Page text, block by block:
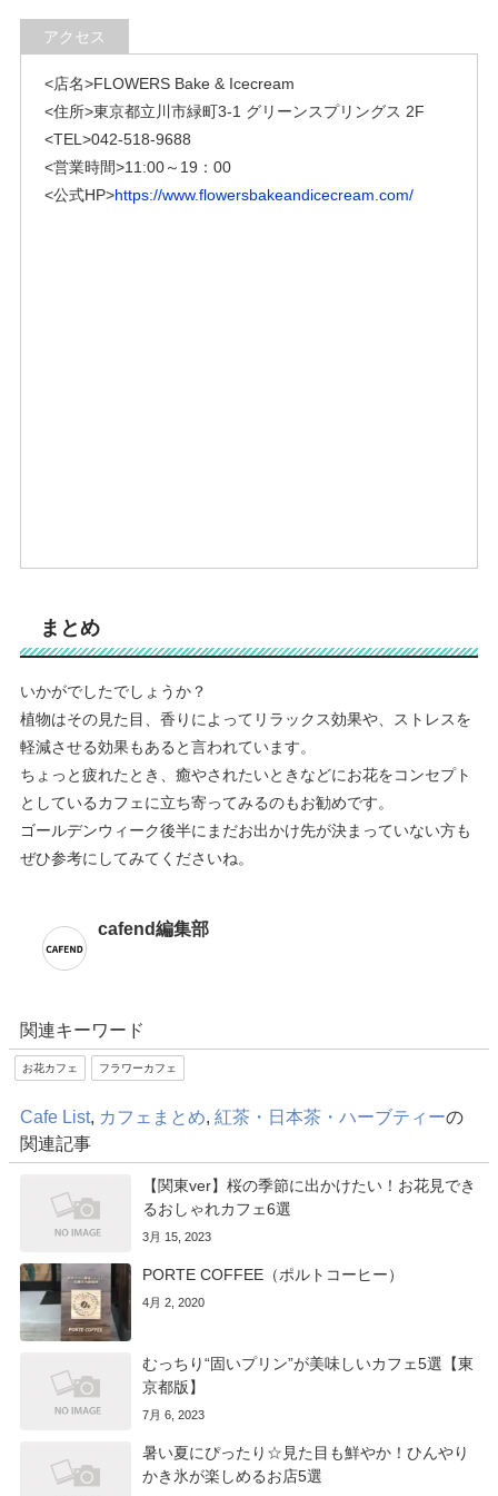
アクセス
<店名>FLOWERS Bake & Icecream
<住所>東京都立川市緑町3-1 グリーンスプリングス 2F
<TEL>042-518-9688
<営業時間>11:00～19：00
<公式HP>https://www.flowersbakeandicecream.com/
まとめ
いかがでしたでしょうか？
植物はその見た目、香りによってリラックス効果や、ストレスを
軽減させる効果もあると言われています。
ちょっと疲れたとき、癒やされたいときなどにお花をコンセプト
としているカフェに立ち寄ってみるのもお勧めです。
ゴールデンウィーク後半にまだお出かけ先が決まっていない方も
ぜひ参考にしてみてくださいね。
cafend編集部
関連キーワード
お花カフェ フラワーカフェ
Cafe List, カフェまとめ 紅茶・日本茶・ハーブティーの
関連記事
【関東ver】桜の季節に出かけたい！お花見でき
るおしゃれカフェ6選
3月 15, 2023
PORTE COFFEE（ポルトコーヒー）
4月 2, 2020
むっちり“固いプリン”が美味しいカフェ5選【東
京都版】
7月 6, 2023
暑い夏にぴったり☆見た目も鮮やか！ひんやり
かき氷が楽しめるお店5選